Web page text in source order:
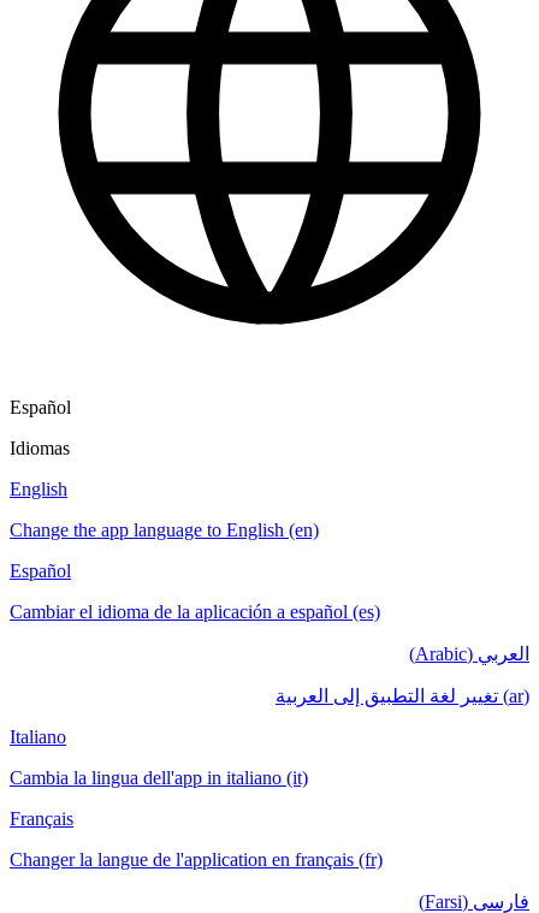
Español
Idiomas
English
Change the app language to English (en)
Español
Cambiar el idioma de la aplicación a español (es)
العربي (Arabic)
(ar) تغيير لغة التطبيق إلى العربية
Italiano
Cambia la lingua dell'app in italiano (it)
Français
Changer la langue de l'application en français (fr)
فارسی (Farsi)